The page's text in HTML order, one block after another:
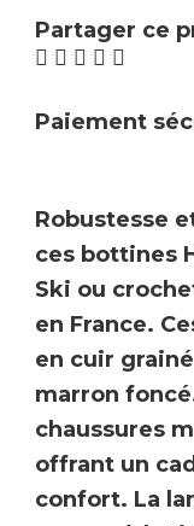
Partager ce
Paiement
Robustesse
ces bottines
Ski ou
en France.
en cuir
marron
chaussures
offrant un
confort. La